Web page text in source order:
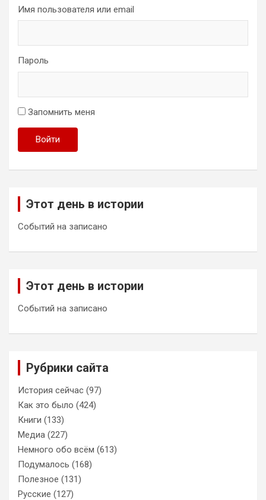
Имя пользователя или email
Пароль
Запомнить меня
Войти
Этот день в истории
Событий на записано
Этот день в истории
Событий на записано
Рубрики сайта
История сейчас (97)
Как это было (424)
Книги (133)
Медиа (227)
Немного обо всём (613)
Подумалось (168)
Полезное (131)
Русские (127)